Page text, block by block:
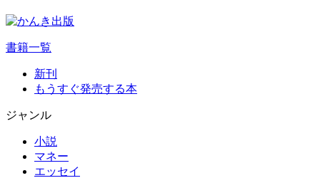
書籍一覧
新刊
もうすぐ発売する本
ジャンル
小説
マネー
エッセイ